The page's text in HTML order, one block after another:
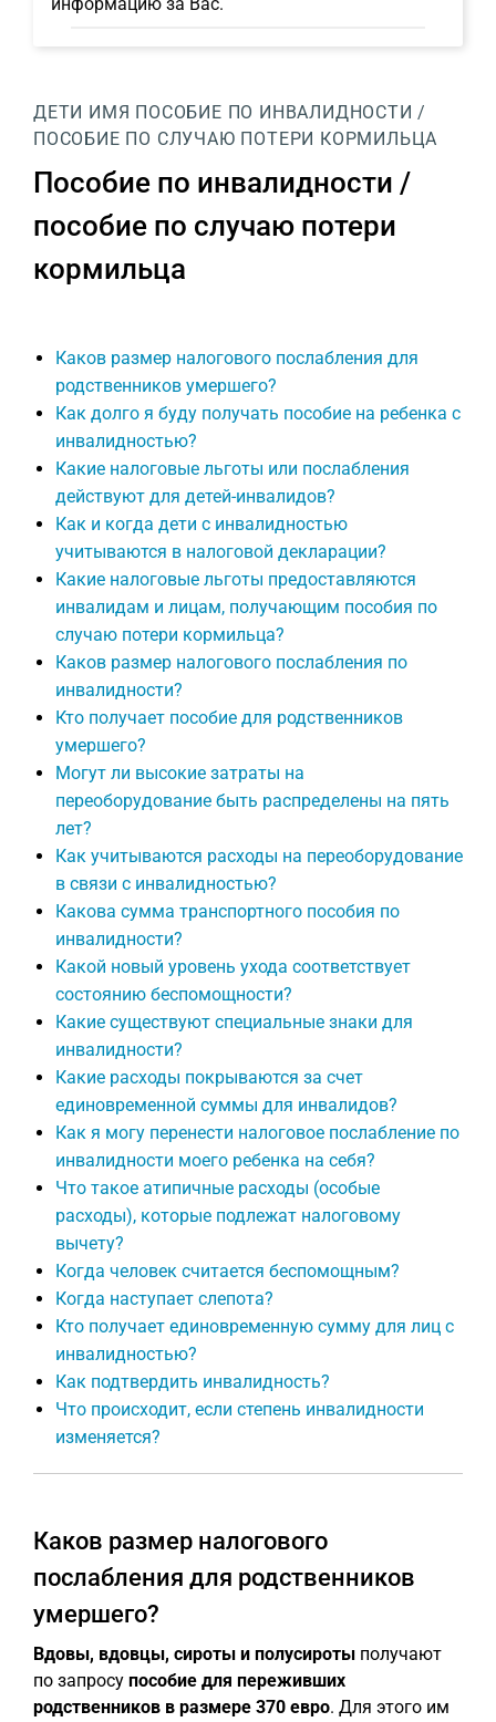
ДЕТИ ИМЯ ПОСОБИЕ ПО ИНВАЛИДНОСТИ /
ПОСОБИЕ ПО СЛУЧАЮ ПОТЕРИ КОРМИЛЬЦА
Пособие по инвалидности /
пособие по случаю потери
кормильца
Каков размер налогового послабления для
родственников умершего?
Как долго я буду получать пособие на ребенка с
инвалидностью?
Какие налоговые льготы или послабления
действуют для детей-инвалидов?
Как и когда дети с инвалидностью
учитываются в налоговой декларации?
Какие налоговые льготы предоставляются
инвалидам и лицам, получающим пособия по
случаю потери кормильца?
Каков размер налогового послабления по
инвалидности?
Кто получает пособие для родственников
умершего?
Могут ли высокие затраты на
переоборудование быть распределены на пять
лет?
Как учитываются расходы на переоборудование
в связи с инвалидностью?
Какова сумма транспортного пособия по
инвалидности?
Какой новый уровень ухода соответствует
состоянию беспомощности?
Какие существуют специальные знаки для
инвалидности?
Какие расходы покрываются за счет
единовременной суммы для инвалидов?
Как я могу перенести налоговое послабление по
инвалидности моего ребенка на себя?
Что такое атипичные расходы (особые
расходы), которые подлежат налоговому
вычету?
Когда человек считается беспомощным?
Когда наступает слепота?
Кто получает единовременную сумму для лиц с
инвалидностью?
Как подтвердить инвалидность?
Что происходит, если степень инвалидности
изменяется?
Каков размер налогового
послабления для родственников
умершего?
Вдовы, вдовцы, сироты и полусироты получают
по запросу пособие для переживших
родственников в размере 370 евро. Для этого им